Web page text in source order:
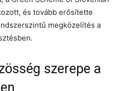
és tovább erősítette
megközelítés a
szerepe a